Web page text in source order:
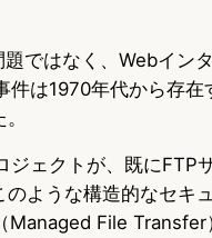
ではなく、Webイン
は1970年代から存在
ェクトが、既にFTP
ような構造的なセキ
File